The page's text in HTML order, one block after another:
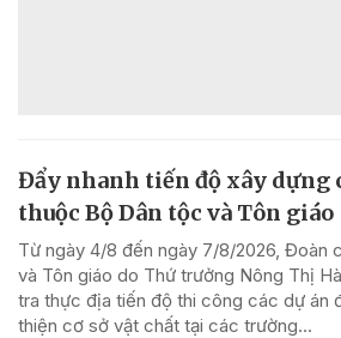
Đẩy nhanh tiến độ xây dựng
thuộc Bộ Dân tộc và Tôn giáo
Từ ngày 4/8 đến ngày 7/8/2026, Đoàn
và Tôn giáo do Thứ trưởng Nông Thị
tra thực địa tiến độ thi công các dự án
thiện cơ sở vật chất tại các trường...